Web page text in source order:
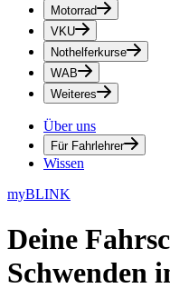
Motorrad
VKU
Nothelferkurse
WAB
Weiteres
Über uns
Für Fahrlehrer
Wissen
myBLINK
Deine
Schwenden